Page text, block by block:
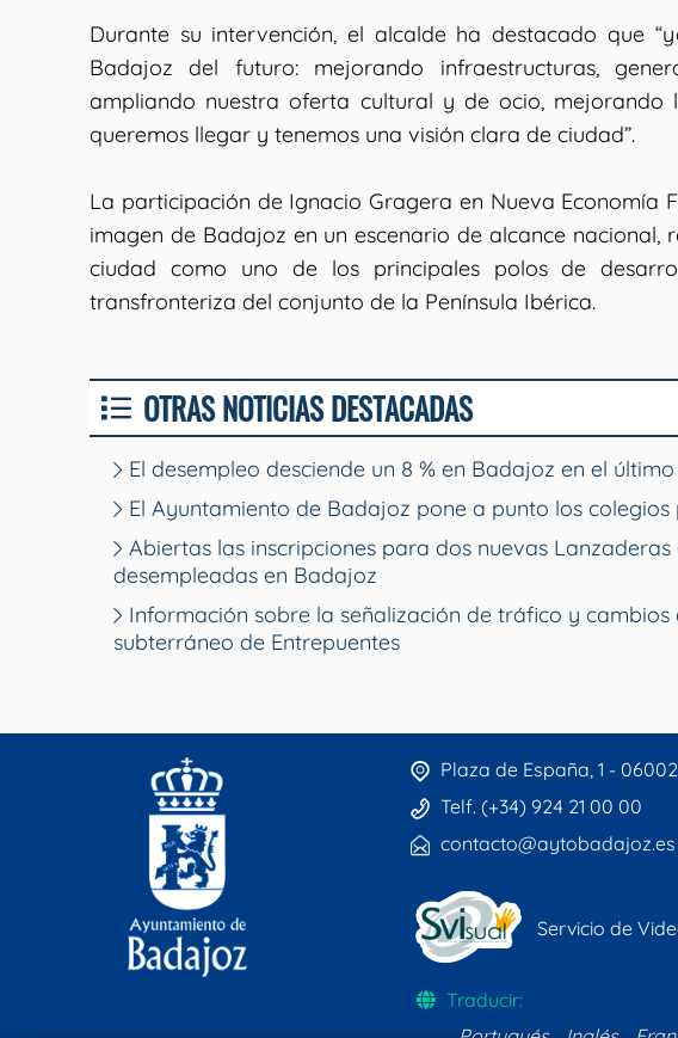
Durante su intervención, el alcalde ha destacado que
Badajoz del futuro: mejorando infraestructuras,
ampliando nuestra oferta cultural y de ocio, mejorando
queremos llegar y tenemos una visión clara de ciudad”.
La participación de Ignacio Gragera en Nueva
imagen de Badajoz en un escenario de alcance nacional,
ciudad como uno de los principales polos de
transfronteriza del conjunto de la Península Ibérica.
OTRAS NOTICIAS DESTACADAS
El desempleo desciende un 8 % en Badajoz en el
El Ayuntamiento de Badajoz pone a punto los
Abiertas las inscripciones para dos nuevas
desempleadas en Badajoz
Información sobre la señalización de tráfico y
subterráneo de Entrepuentes
Plaza de España, 1 -
Telf. (+34) 924 21 00 00
contacto@aytobadajoz.es
Servicio de
Traducir: